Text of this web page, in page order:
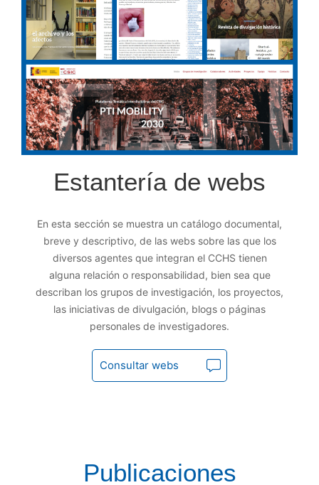
Estantería de webs
En esta sección se muestra un catálogo documental,
breve y descriptivo, de las webs sobre las que los
diversos agentes que integran el CCHS tienen
alguna relación o responsabilidad, bien sea que
describan los grupos de investigación, los proyectos,
las iniciativas de divulgación, blogs o páginas
personales de investigadores.
Consultar webs
Publicaciones